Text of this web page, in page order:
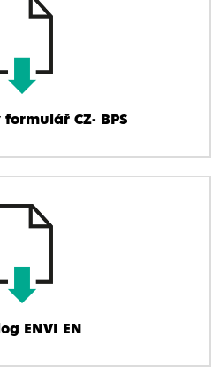
formulář CZ- BPS
ENVI EN